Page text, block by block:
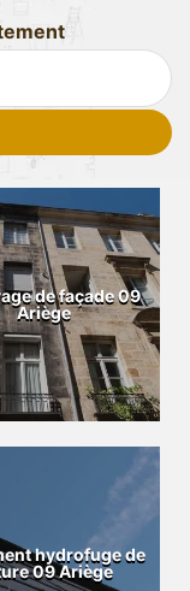
de façade 09
Ariège
hydrofuge de
09 Ariège